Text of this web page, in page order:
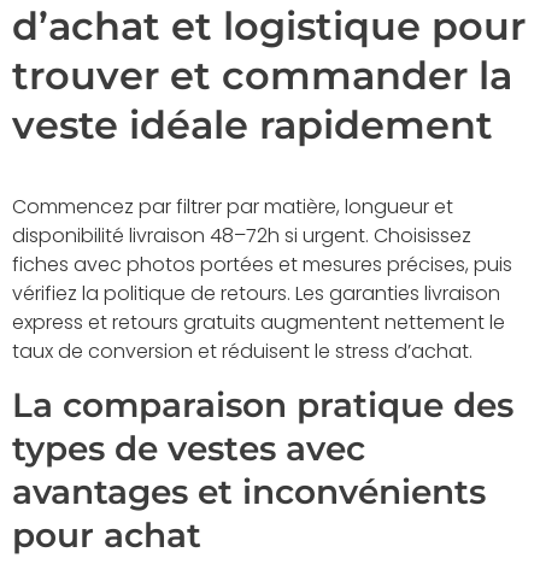
d’achat et logistique pour
trouver et commander la
veste idéale rapidement
Commencez par filtrer par matière, longueur et
disponibilité livraison 48–72h si urgent. Choisissez
fiches avec photos portées et mesures précises, puis
vérifiez la politique de retours. Les garanties livraison
express et retours gratuits augmentent nettement le
taux de conversion et réduisent le stress d’achat.
La comparaison pratique des
types de vestes avec
avantages et inconvénients
pour achat